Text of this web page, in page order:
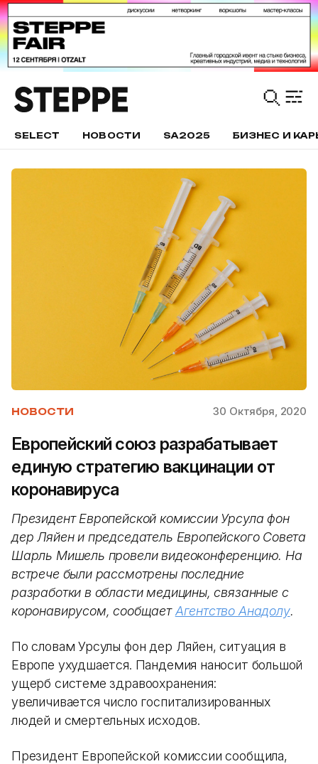
SELECT НОВОСТИ SA2025 БИЗНЕС И
НОВОСТИ 30 Октября, 2020
Европейский союз разрабатывает
единую стратегию вакцинации от
коронавируса
Президент Европейской комиссии Урсула фон
дер Ляйен и председатель Европейского Совета
Шарль Мишель провели видеоконференцию. На
встрече были рассмотрены последние
разработки в области медицины, связанные с
коронавирусом, сообщаетАгентство Анадолу.
По словам Урсулы фон дер Ляйен, ситуация в
Европе ухудшается. Пандемия наносит большой
ущерб системе здравоохранения:
увеличивается число госпитализированных
людей и смертельных исходов.
Президент Европейской комиссии сообщила,